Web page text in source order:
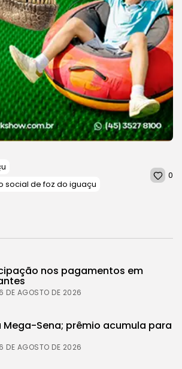
social de foz do iguaçu
0
nos pagamentos em
6 DE AGOSTO DE 2026
Mega-Sena; prêmio acumula para
6 DE AGOSTO DE 2026